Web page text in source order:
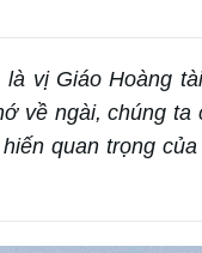
vị Giáo Hoàng
về ngài, chúng
quan trọng